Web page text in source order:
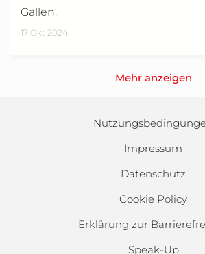
Gallen.
17 Okt 2024
Mehr anzeigen
Impressum
Datenschutz
Cookie Policy
Erklärung zur
Speak-Up